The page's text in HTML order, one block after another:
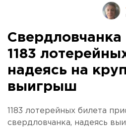
Свердловчанка
1183
надеясь на
выигрыш
1183 лотерейных билета
свердловчанка, надеясь